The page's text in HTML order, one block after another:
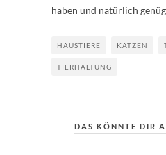
haben und natürlich
HAUSTIERE KATZEN
TIERHALTUNG
DAS KÖNNTE DIR